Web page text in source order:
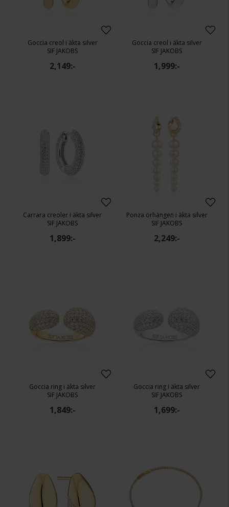
Goccia creol i äkta silver
SIF JAKOBS
2,149:-
Goccia creol i äkta silver
SIF JAKOBS
1,999:-
Carrara creoler i äkta silver
SIF JAKOBS
1,899:-
Ponza örhängen i äkta silver
SIF JAKOBS
2,249:-
Goccia ring i äkta silver
SIF JAKOBS
1,849:-
Goccia ring i äkta silver
SIF JAKOBS
1,699:-